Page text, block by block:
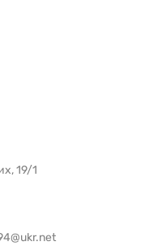
19/1